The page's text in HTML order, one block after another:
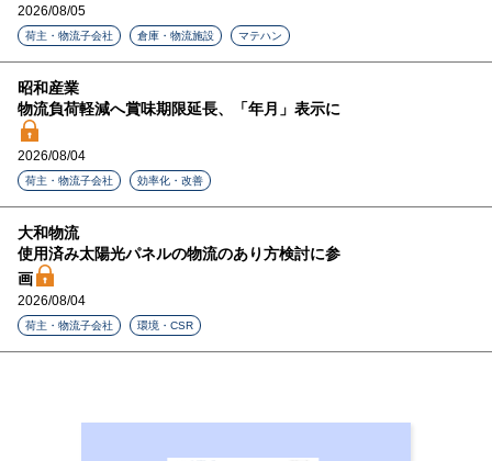
2026/08/05
荷主・物流子会社 倉庫・物流施設 マテハン
昭和産業
物流負荷軽減へ賞味期限延長、「年月」表示に
2026/08/04
荷主・物流子会社 効率化・改善
大和物流
使用済み太陽光パネルの物流のあり方検討に参
画
2026/08/04
荷主・物流子会社 環境・CSR